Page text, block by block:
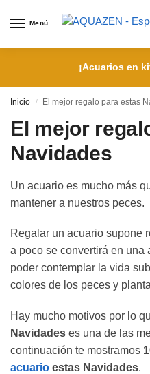
Menú
¡Acuarios en
Inicio / El mejor regalo para estas
El mejor
Navidades
Un acuario es mucho más
mantener a nuestros peces.
Regalar un acuario supone
a poco se convertirá en
poder contemplar la vida
colores de los peces y
Hay mucho motivos por lo
Navidades es una de las
continuación te mostramos
acuario estas Navidades.